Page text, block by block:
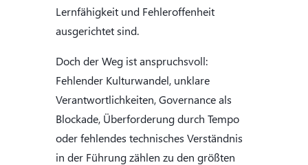
Lernfähigkeit und Fehleroffenheit
ausgerichtet sind.
Doch der Weg ist anspruchsvoll:
Fehlender Kulturwandel, unklare
Verantwortlichkeiten, Governance als
Blockade, Überforderung durch Tempo
oder fehlendes technisches Verständnis
in der Führung zählen zu den größten